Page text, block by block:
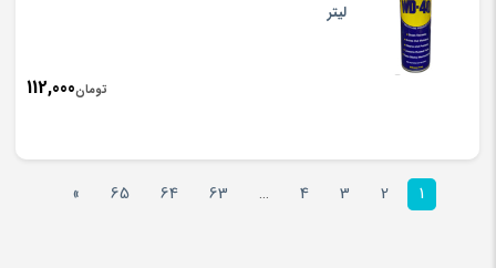
لیتر
تومان112,000
1
2
3
4
…
63
64
65
»